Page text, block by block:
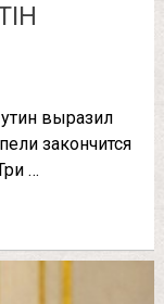
выразил
закончится
…